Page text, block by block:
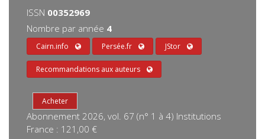
ISSN 00352969
Nombre par année 4
Cairn.info Persée.fr JStor
Recommandations aux auteurs
Abonnement 2026, vol. 67 (n° 1 à 4) Institutions
France : 121,00 €